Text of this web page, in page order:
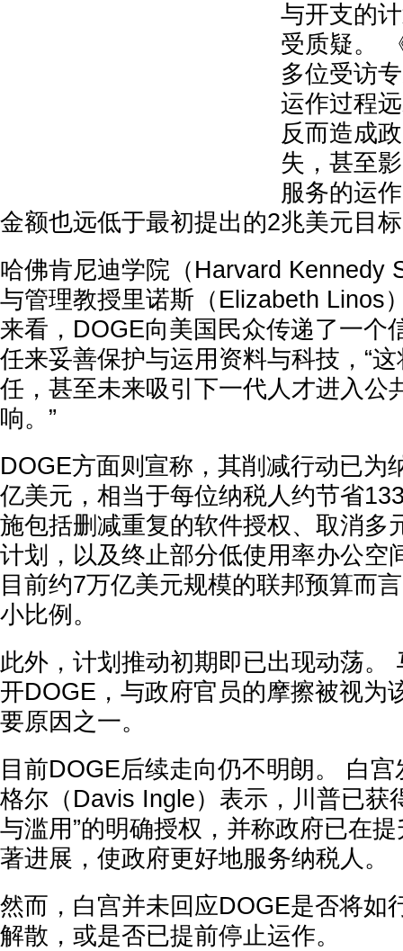
与开支的
受质疑。
多位受访
运作过程
反而造成
失，甚至
服务的运
金额也远低于最初提出的2兆美元目
哈佛肯尼迪学院（Harvard Kennedy
与管理教授里诺斯（Elizabeth Linos
来看，DOGE向美国民众传递了一个
任来妥善保护与运用资料与科技，“
任，甚至未来吸引下一代人才进入公
响。”
DOGE方面则宣称，其削减行动已为
亿美元，相当于每位纳税人约节省
施包括删减重复的软件授权、取消多
计划，以及终止部分低使用率办公空
目前约7万亿美元规模的联邦预算而
小比例。
此外，计划推动初期即已出现动荡。
开DOGE，与政府官员的摩擦被视为
要原因之一。
目前DOGE后续走向仍不明朗。 白
格尔（Davis Ingle）表示，川普已获
与滥用”的明确授权，并称政府已在
著进展，使政府更好地服务纳税人。
然而，白宫并未回应DOGE是否将如
解散，或是否已提前停止运作。